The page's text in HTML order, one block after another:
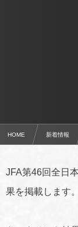
HOME 新着情報
JFA第46回全日
果を掲載します。